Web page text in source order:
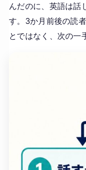
んだのに、英語は話
す。3か月前後の読
とではなく、次の一